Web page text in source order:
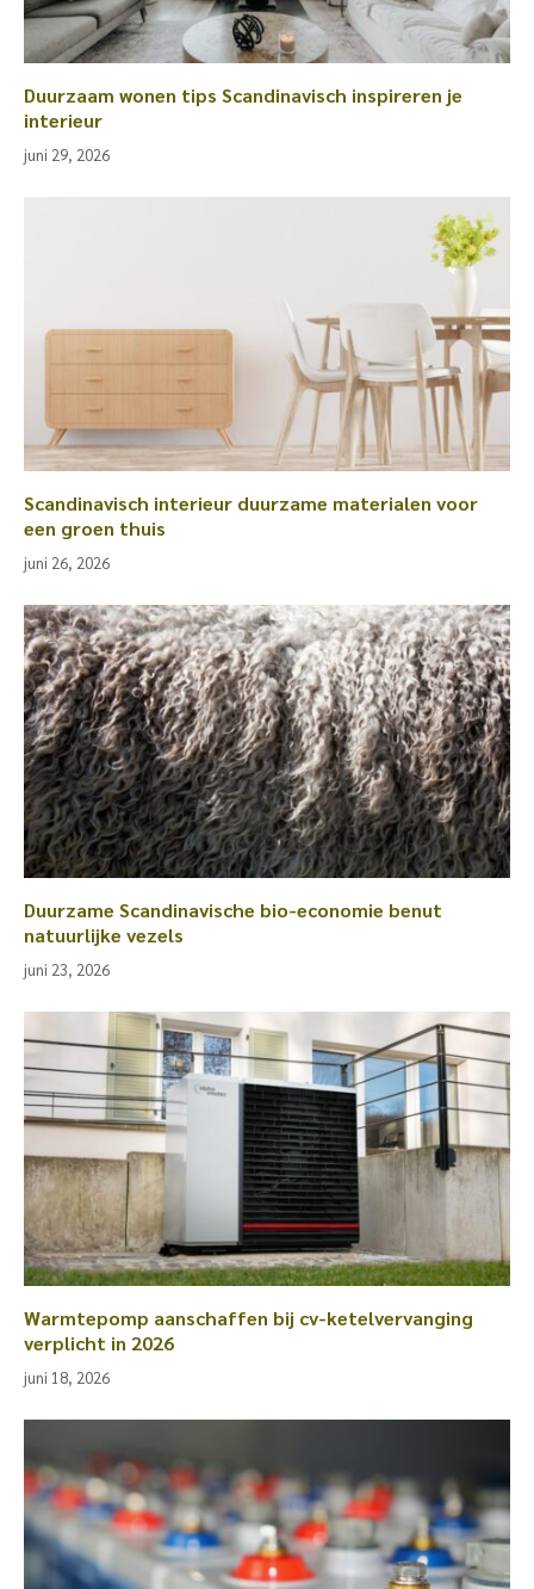
Duurzaam wonen tips Scandinavisch inspireren je
interieur
juni 29, 2026
Scandinavisch interieur duurzame materialen voor
een groen thuis
juni 26, 2026
Duurzame Scandinavische bio-economie benut
natuurlijke vezels
juni 23, 2026
Warmtepomp aanschaffen bij cv-ketelvervanging
verplicht in 2026
juni 18, 2026